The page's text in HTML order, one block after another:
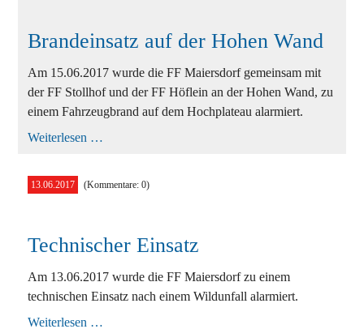
Brandeinsatz auf der Hohen Wand
Am 15.06.2017 wurde die FF Maiersdorf gemeinsam mit
der FF Stollhof und der FF Höflein an der Hohen Wand, zu
einem Fahrzeugbrand auf dem Hochplateau alarmiert.
Weiterlesen …
Wand
13.06.2017 (Kommentare: 0)
Technischer Einsatz
Am 13.06.2017 wurde die FF Maiersdorf zu einem
technischen Einsatz nach einem Wildunfall alarmiert.
Weiterlesen …